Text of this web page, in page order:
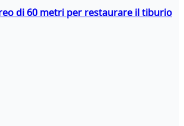
di 60 metri per restaurare il tiburio